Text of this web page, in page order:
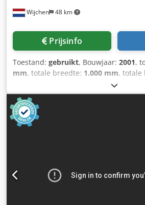
Wijchen 48 km
Prijsinfo
Toestand: gebruikt, Bouwjaar: 2001,
mm, totale breedte: 1.000 mm, totale
Kleur: Grijs Prijs: Op aanvraag -
Omschrijving: Uitlezing positionering
AS-IS - Bouwjaar: 2001 -
markering aanwezig: Ja - CE certificaat
Dedpfx Apeymlahsrjkr - Serienummer:
Spindelsnelheid: Handmatig - Voltage
Stroomverbruik [A]: 12 - Afzekering